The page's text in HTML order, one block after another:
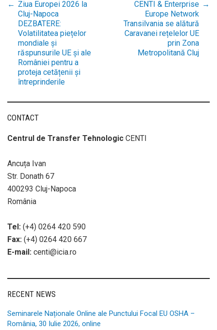
Post
navigation
← Ziua Europei 2026 la
Cluj-Napoca
DEZBATERE:
Volatilitatea piețelor
mondiale și
răspunsurile UE și ale
României pentru a
proteja cetățenii și
întreprinderile
CENTI & Enterprise
Europe Network
Transilvania se alătură
Caravanei rețelelor UE
prin Zona
Metropolitană Cluj
→
CONTACT
Centrul de Transfer Tehnologic CENTI
Ancuța Ivan
Str. Donath 67
400293 Cluj-Napoca
România
Tel: (+4) 0264 420 590
Fax: (+4) 0264 420 667
E-mail: centi@icia.ro
RECENT NEWS
Seminarele Naționale Online ale Punctului Focal EU OSHA –
România, 30 Iulie 2026, online